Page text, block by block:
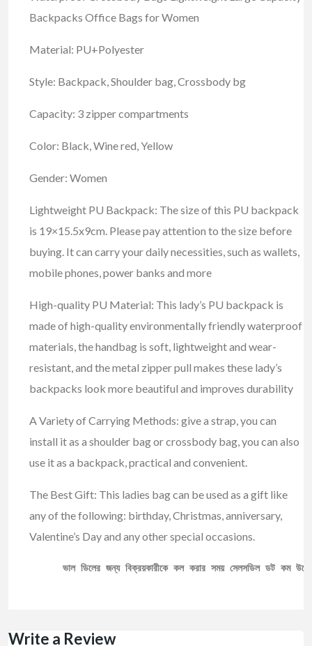
Backpacks Office Bags for Women
Material: PU+Polyester
Style: Backpack, Shoulder bag, Crossbody bg
Capacity: 3 zipper compartments
Color: Black, Wine red, Yellow
Gender: Women
Lightweight PU Backpack: The size of this PU backpack
is 19×15.5x9cm. Please pay attention to the size before
buying. It can carry your daily necessities, such as wallets,
mobile phones, power banks and more
High-quality PU Material: This lady’s PU backpack is
made of high-quality environmentally friendly waterproof
materials, the handbag is soft, lightweight and wear-
resistant, and the metal zipper pull makes these lady’s
backpacks look more beautiful and improves durability
A Variety of Carrying Methods: give a strap, you can
install it as a shoulder bag or crossbody bag, you can also
use it as a backpack, practical and convenient.
The Best Gift: This ladies bag can be used as a gift like
any of the following: birthday, Christmas, anniversary,
Valentine’s Day and any other special occasions.
ভাল ডিলের জন্য বিক্রয়কারীকে কল করার সময় সেলসডিল ডট কম
Write a Review